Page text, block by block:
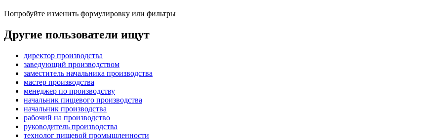
Попробуйте изменить формулировку или фильтры
Другие пользователи ищут
директор производства
заведующий производством
заместитель начальника производства
мастер производства
менеджер по производству
начальник пищевого производства
начальник производства
рабочий на производство
руководитель производства
технолог пищевой промышленности